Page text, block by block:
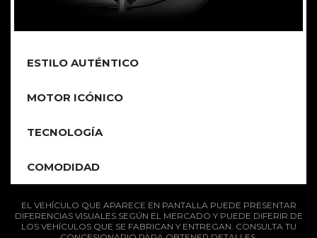
ESTILO AUTÉNTICO
MOTOR ICÓNICO
TECNOLOGÍA
COMODIDAD
EL VEHÍCULO QUE APARECE EN PANTALLA PUEDE PRESENTAR
DIFERENCIAS VISUALES SEGÚN EL MERCADO Y PUEDE DIFERIR DE
LOS VEHÍCULOS QUE SE FABRICAN Y ENTREGAN. CONSULTA TU